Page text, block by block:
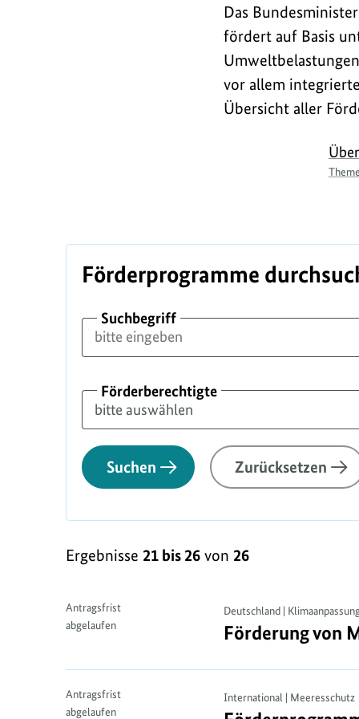
Das
fördert auf Basis
vor allem
Übersicht aller
L
i
k
Förderprogramme
Suchbegriff
Förderberechtigte
Suchen Zurücksetzen
Ergebnisse 21 bis 26 von 26
Antragsfrist
abgelaufen
Deutschland |
Förderung von
Antragsfrist
abgelaufen
International | Meeresschutz